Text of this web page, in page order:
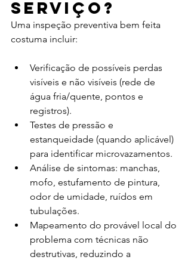
serviço?
Uma inspeção preventiva bem feita
costuma incluir:
Verificação de possíveis perdas
visíveis e não visíveis (rede de
água fria/quente, pontos e
registros).
Testes de pressão e
estanqueidade (quando aplicável)
para identificar microvazamentos.
Análise de sintomas: manchas,
mofo, estufamento de pintura,
odor de umidade, ruídos em
tubulações.
Mapeamento do provável local do
problema com técnicas não
destrutivas, reduzindo a